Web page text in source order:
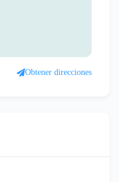
Obtener direcciones